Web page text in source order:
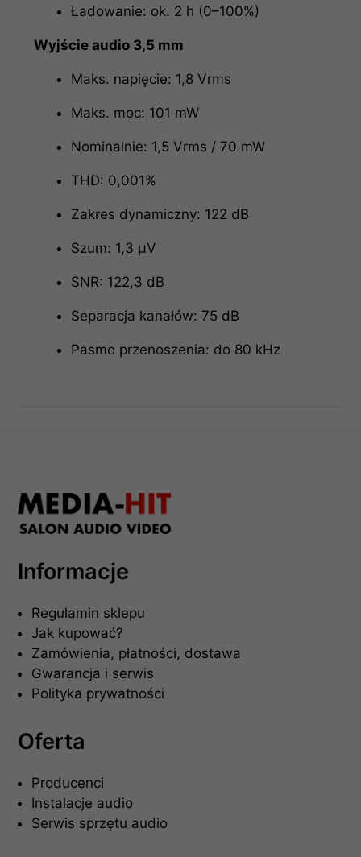
Ładowanie: ok. 2 h (0–100%)
Wyjście audio 3,5 mm
Maks. napięcie: 1,8 Vrms
Maks. moc: 101 mW
Nominalnie: 1,5 Vrms / 70 mW
THD: 0,001%
Zakres dynamiczny: 122 dB
Szum: 1,3 µV
SNR: 122,3 dB
Separacja kanałów: 75 dB
Pasmo przenoszenia: do 80 kHz
Informacje
Regulamin sklepu
Jak kupować?
Zamówienia, płatności, dostawa
Gwarancja i serwis
Polityka prywatności
Oferta
Producenci
Instalacje audio
Serwis sprzętu audio